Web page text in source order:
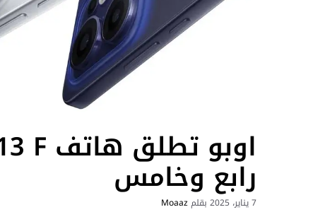
رابع وخامس
7 يناير، 2025 بقلمMoaaz